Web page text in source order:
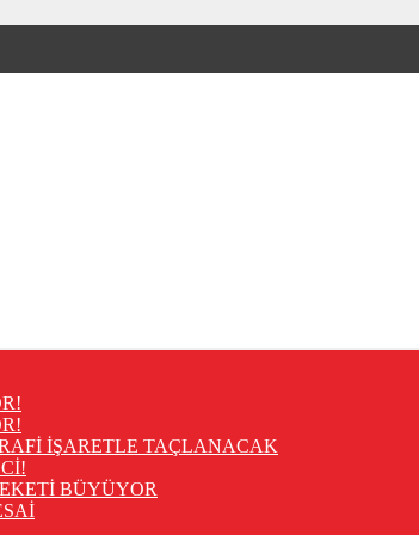
İŞARETLE TAÇLANACAK
BÜYÜYOR